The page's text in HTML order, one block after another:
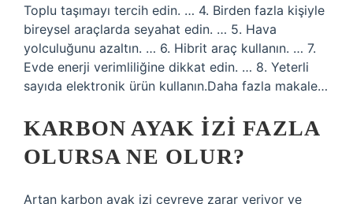
Toplu taşımayı tercih edin. … 4. Birden fazla kişiyle
bireysel araçlarda seyahat edin. … 5. Hava
yolculuğunu azaltın. … 6. Hibrit araç kullanın. … 7.
Evde enerji verimliliğine dikkat edin. … 8. Yeterli
sayıda elektronik ürün kullanın.Daha fazla makale…
KARBON AYAK IZI FAZLA
OLURSA NE OLUR?
Artan karbon ayak izi çevreye zarar veriyor ve